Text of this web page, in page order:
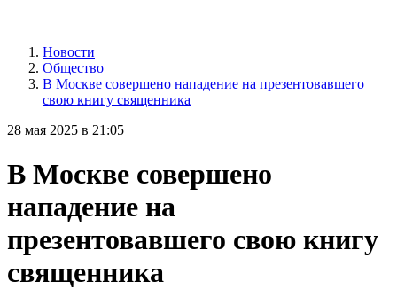
Новости
Общество
В Москве совершено нападение на презентовавшего
свою книгу священника
28 мая 2025 в 21:05
В Москве совершено
нападение на
презентовавшего свою книгу
священника